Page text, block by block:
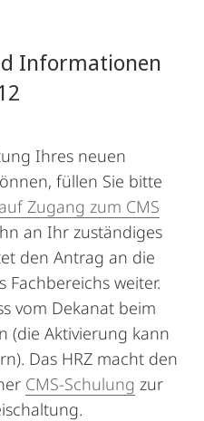
Informationen
Ihres neuen
füllen Sie bitte
Zugang zum CMS
an Ihr zuständiges
den Antrag an die
Fachbereichs weiter.
vom Dekanat beim
(die Aktivierung kann
Das HRZ macht den
CMS-Schulung zur